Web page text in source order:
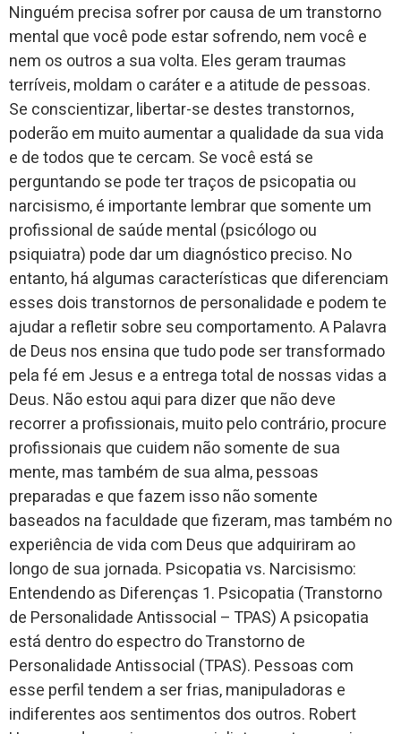
Ninguém precisa sofrer por causa de um transtorno
mental que você pode estar sofrendo, nem você e
nem os outros a sua volta. Eles geram traumas
terríveis, moldam o caráter e a atitude de pessoas.
Se conscientizar, libertar-se destes transtornos,
poderão em muito aumentar a qualidade da sua vida
e de todos que te cercam. Se você está se
perguntando se pode ter traços de psicopatia ou
narcisismo, é importante lembrar que somente um
profissional de saúde mental (psicólogo ou
psiquiatra) pode dar um diagnóstico preciso. No
entanto, há algumas características que diferenciam
esses dois transtornos de personalidade e podem te
ajudar a refletir sobre seu comportamento. A Palavra
de Deus nos ensina que tudo pode ser transformado
pela fé em Jesus e a entrega total de nossas vidas a
Deus. Não estou aqui para dizer que não deve
recorrer a profissionais, muito pelo contrário, procure
profissionais que cuidem não somente de sua
mente, mas também de sua alma, pessoas
preparadas e que fazem isso não somente
baseados na faculdade que fizeram, mas também no
experiência de vida com Deus que adquiriram ao
longo de sua jornada. Psicopatia vs. Narcisismo:
Entendendo as Diferenças 1. Psicopatia (Transtorno
de Personalidade Antissocial – TPAS) A psicopatia
está dentro do espectro do Transtorno de
Personalidade Antissocial (TPAS). Pessoas com
esse perfil tendem a ser frias, manipuladoras e
indiferentes aos sentimentos dos outros. Robert